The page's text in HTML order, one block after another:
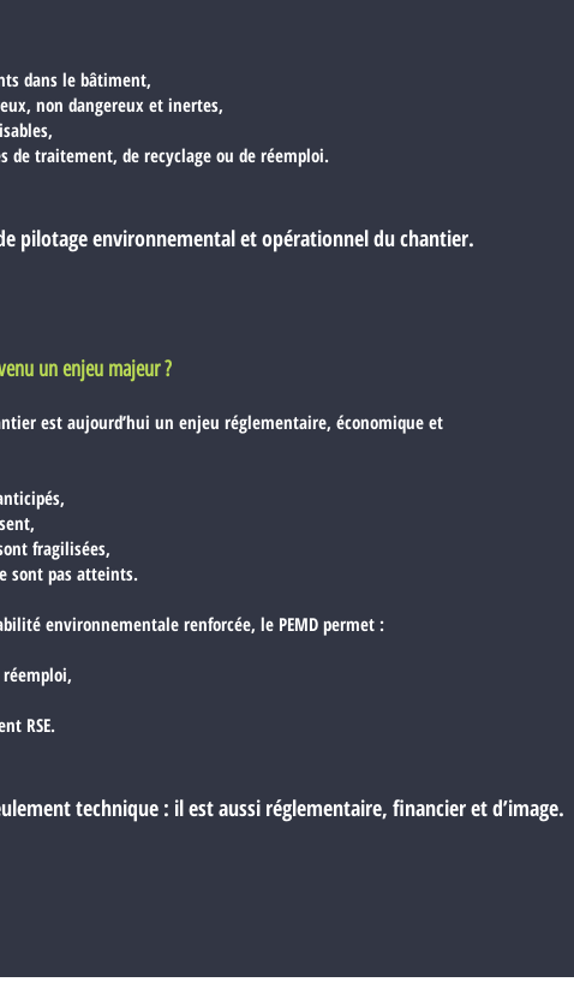
dans le bâtiment,
non dangereux et inertes,
de traitement, de recyclage ou de réemploi.
pilotage environnemental et opérationnel du chantier.
un enjeu majeur ?
est aujourd’hui un enjeu réglementaire, économique et
fragilisées,
sont pas atteints.
environnementale renforcée, le PEMD permet :
RSE.
technique : il est aussi réglementaire, financier et d’image.